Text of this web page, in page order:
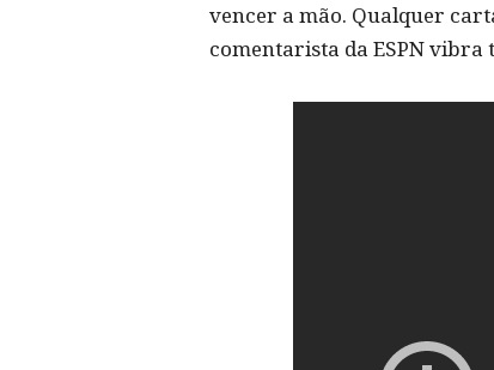
vencer a mão. Qualquer
comentarista da ESPN vibra